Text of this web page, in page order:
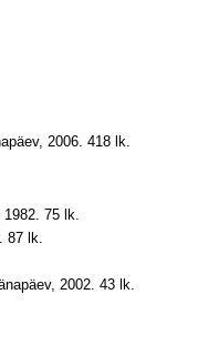
2006. 418 lk.
75 lk.
87 lk.
2002. 43 lk.